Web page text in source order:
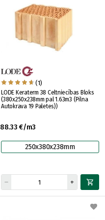
(1)
LODE Keraterm 38 Celtniecības Bloks
(380x250x238mm pal 1.63m3 (Pilna
Autokrava 19 Paletes))
88.33 €/m3
250x380x238mm